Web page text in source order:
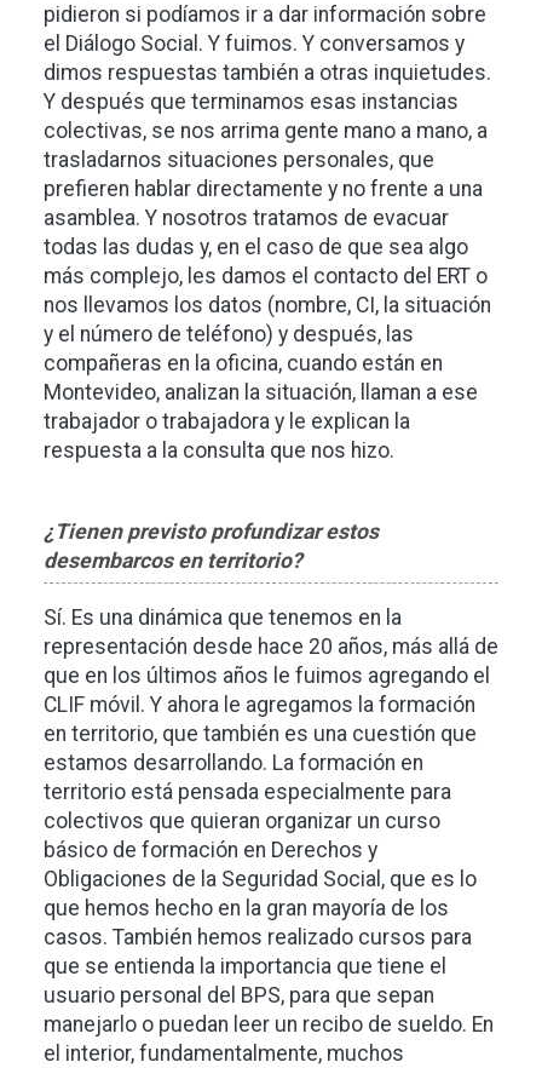
pidieron si podíamos ir a dar información sobre
el Diálogo Social. Y fuimos. Y conversamos y
dimos respuestas también a otras inquietudes.
Y después que terminamos esas instancias
colectivas, se nos arrima gente mano a mano, a
trasladarnos situaciones personales, que
prefieren hablar directamente y no frente a una
asamblea. Y nosotros tratamos de evacuar
todas las dudas y, en el caso de que sea algo
más complejo, les damos el contacto del ERT o
nos llevamos los datos (nombre, CI, la situación
y el número de teléfono) y después, las
compañeras en la oficina, cuando están en
Montevideo, analizan la situación, llaman a ese
trabajador o trabajadora y le explican la
respuesta a la consulta que nos hizo.
¿Tienen previsto profundizar estos
desembarcos en territorio?
Sí. Es una dinámica que tenemos en la
representación desde hace 20 años, más allá de
que en los últimos años le fuimos agregando el
CLIF móvil. Y ahora le agregamos la formación
en territorio, que también es una cuestión que
estamos desarrollando. La formación en
territorio está pensada especialmente para
colectivos que quieran organizar un curso
básico de formación en Derechos y
Obligaciones de la Seguridad Social, que es lo
que hemos hecho en la gran mayoría de los
casos. También hemos realizado cursos para
que se entienda la importancia que tiene el
usuario personal del BPS, para que sepan
manejarlo o puedan leer un recibo de sueldo. En
el interior, fundamentalmente, muchos